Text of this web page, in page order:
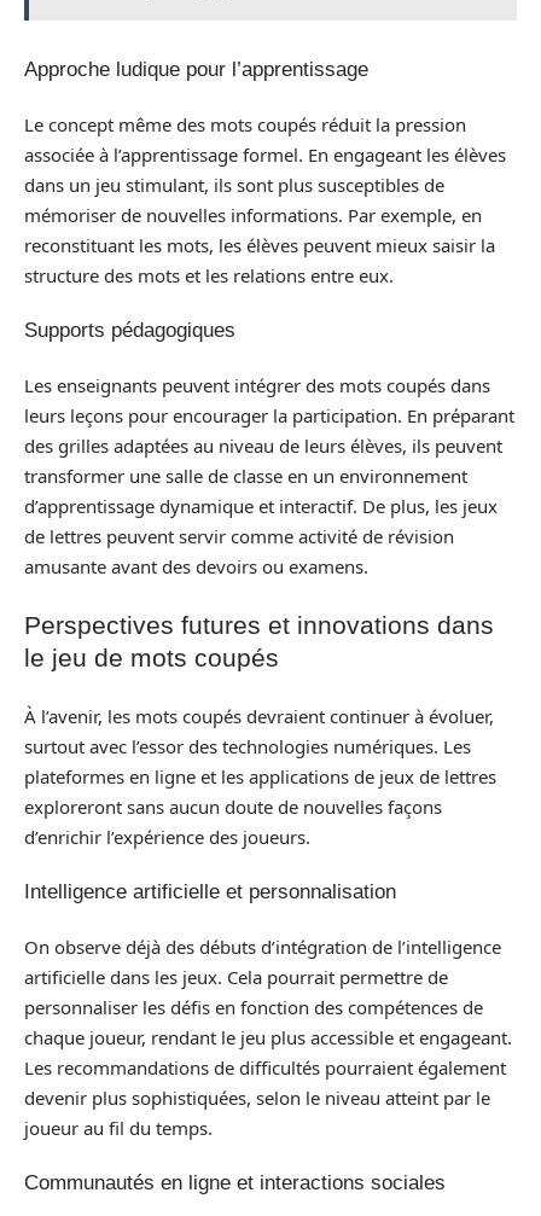
Approche ludique pour l’apprentissage
Le concept même des mots coupés réduit la pression
associée à l’apprentissage formel. En engageant les élèves
dans un jeu stimulant, ils sont plus susceptibles de
mémoriser de nouvelles informations. Par exemple, en
reconstituant les mots, les élèves peuvent mieux saisir la
structure des mots et les relations entre eux.
Supports pédagogiques
Les enseignants peuvent intégrer des mots coupés dans
leurs leçons pour encourager la participation. En préparant
des grilles adaptées au niveau de leurs élèves, ils peuvent
transformer une salle de classe en un environnement
d’apprentissage dynamique et interactif. De plus, les jeux
de lettres peuvent servir comme activité de révision
amusante avant des devoirs ou examens.
Perspectives futures et innovations dans
le jeu de mots coupés
À l’avenir, les mots coupés devraient continuer à évoluer,
surtout avec l’essor des technologies numériques. Les
plateformes en ligne et les applications de jeux de lettres
exploreront sans aucun doute de nouvelles façons
d’enrichir l’expérience des joueurs.
Intelligence artificielle et personnalisation
On observe déjà des débuts d’intégration de l’intelligence
artificielle dans les jeux. Cela pourrait permettre de
personnaliser les défis en fonction des compétences de
chaque joueur, rendant le jeu plus accessible et engageant.
Les recommandations de difficultés pourraient également
devenir plus sophistiquées, selon le niveau atteint par le
joueur au fil du temps.
Communautés en ligne et interactions sociales